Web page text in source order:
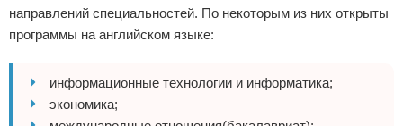
направлений специальностей. По некоторым из них открыты
программы на английском языке:
информационные технологии и информатика;
экономика;